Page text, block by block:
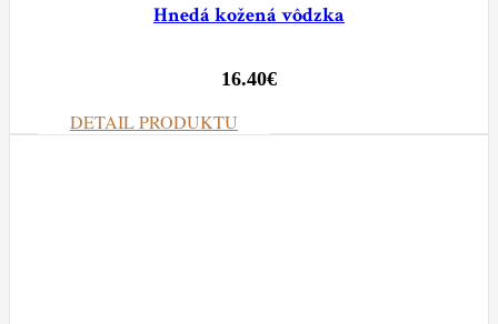
Hnedá kožená vôdzka
16.40€
DETAIL PRODUKTU